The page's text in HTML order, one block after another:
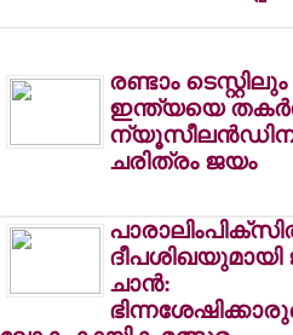
രണ്ടാം ടെസ്റ്റിലും
ഇന്ത്യയെ
ചരിത്രം ജയം
ദീപശിഖയുമായി
ചാന്‍: